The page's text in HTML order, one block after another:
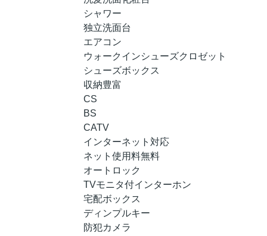
シャワー
独立洗面台
エアコン
ウォークインシューズクロゼット
シューズボックス
収納豊富
CS
BS
CATV
インターネット対応
ネット使用料無料
オートロック
TVモニタ付インターホン
宅配ボックス
ディンプルキー
防犯カメラ